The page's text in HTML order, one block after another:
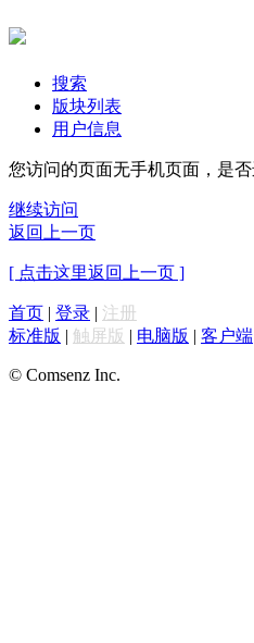
搜索
版块列表
用户信息
您访问的页面无手机页面，是
继续访问
返回上一页
[ 点击这里返回上一页 ]
首页 | 登录 | 注册
标准版 | 触屏版 | 电脑版 | 客户端
© Comsenz Inc.